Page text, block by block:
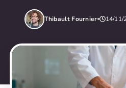
Thibault Fournier 14/11/